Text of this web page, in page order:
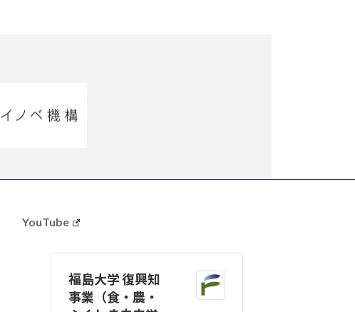
YouTube
福島大学 復興知
事業（食・農・